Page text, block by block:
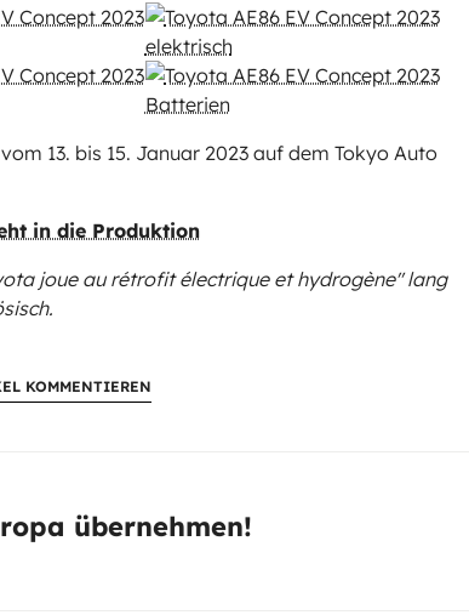
13. bis 15. Januar 2023 auf dem Tokyo Auto
in die Produktion
joue au rétrofit électrique et hydrogène"lang
KOMMENTIEREN
übernehmen!